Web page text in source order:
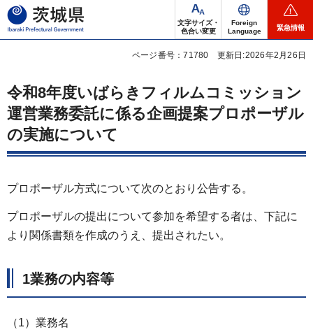
茨城県
文字サイズ・
色合い変更
Foreign
Language
緊急情報
ページ番号：71780 更新日:2026年2月26日
令和8年度いばらきフィルムコミッション
運営業務委託に係る企画提案プロポーザル
の実施について
プロポーザル方式について次のとおり公告する。
プロポーザルの提出について参加を希望する者は、下記に
より関係書類を作成のうえ、提出されたい。
1業務の内容等
（1）業務名